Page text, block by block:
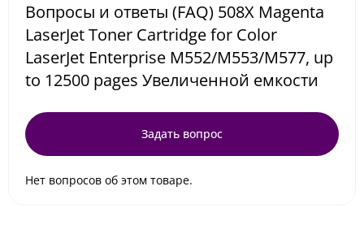
Вопросы и ответы (FAQ) 508X Magenta
LaserJet Toner Cartridge for Color
LaserJet Enterprise M552/M553/M577, up
to 12500 pages Увеличенной емкости
Задать вопрос
Нет вопросов об этом товаре.